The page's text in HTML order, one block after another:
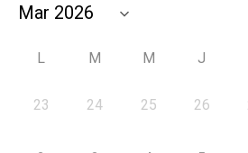
L M M J
23 24 25 26